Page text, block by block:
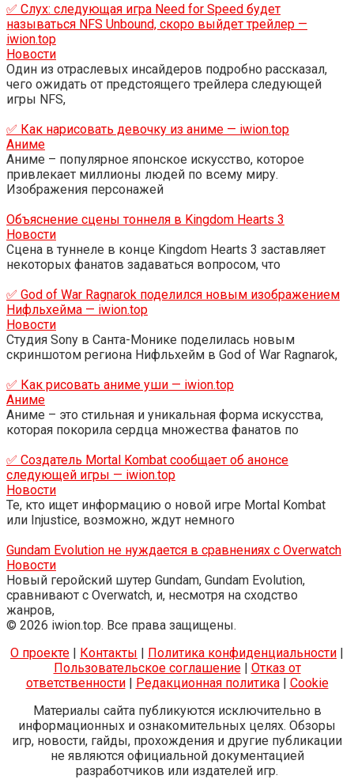
✅ Слух: следующая игра Need for Speed ​​будет
называться NFS Unbound, скоро выйдет трейлер —
iwion.top
Новости
Один из отраслевых инсайдеров подробно рассказал,
чего ожидать от предстоящего трейлера следующей
игры NFS,
✅ Как нарисовать девочку из аниме — iwion.top
Аниме
Аниме – популярное японское искусство, которое
привлекает миллионы людей по всему миру.
Изображения персонажей
Объяснение сцены тоннеля в Kingdom Hearts 3
Новости
Сцена в туннеле в конце Kingdom Hearts 3 заставляет
некоторых фанатов задаваться вопросом, что
✅ God of War Ragnarok поделился новым изображением
Нифльхейма — iwion.top
Новости
Студия Sony в Санта-Монике поделилась новым
скриншотом региона Нифльхейм в God of War Ragnarok,
✅ Как рисовать аниме уши — iwion.top
Аниме
Аниме – это стильная и уникальная форма искусства,
которая покорила сердца множества фанатов по
✅ Создатель Mortal Kombat сообщает об анонсе
следующей игры — iwion.top
Новости
Те, кто ищет информацию о новой игре Mortal Kombat
или Injustice, возможно, ждут немного
Gundam Evolution не нуждается в сравнениях с Overwatch
Новости
Новый геройский шутер Gundam, Gundam Evolution,
сравнивают с Overwatch, и, несмотря на сходство
жанров,
© 2026 iwion.top. Все права защищены.
О проекте | Контакты | Политика конфиденциальности |
Пользовательское соглашение| Отказ от
ответственности| Редакционная политика| Cookie
Материалы сайта публикуются исключительно в
информационных и ознакомительных целях. Обзоры
игр, новости, гайды, прохождения и другие публикации
не являются официальной документацией
разработчиков или издателей игр.